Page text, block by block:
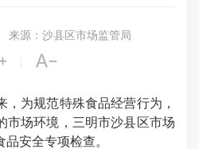
来源：沙县区市场监管局

为规范特殊食品经营行为，
市场环境，三明市沙县区市场
安全专项检查。